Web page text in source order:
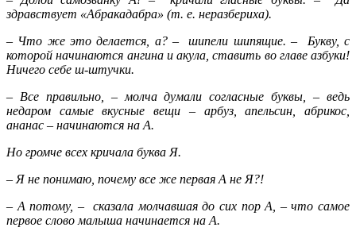
здравствует «Абракадабра» (т. е. неразбериха).
– Что же это делается, а? – шипели шипящие. – Букву, с
которой начинаются ангина и акула, ставить во главе азбуки!
Ничего себе ш-штучки.
– Все правильно, – молча думали согласные буквы, – ведь
недаром самые вкусные вещи – арбуз, апельсин, абрикос,
ананас – начинаются на А.
Но громче всех кричала буква Я.
– Я не понимаю, почему все же первая А не Я?!
– А потому, – сказала молчавшая до сих пор А, – что самое
первое слово малыша начинается на А.